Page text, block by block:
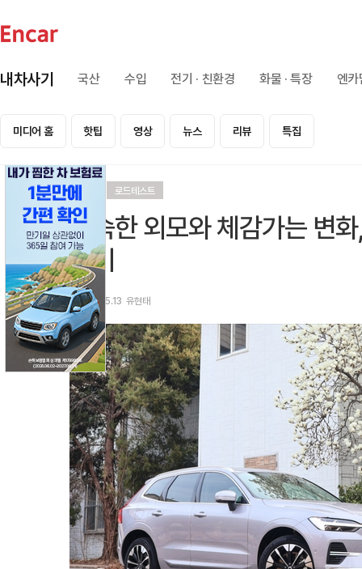
내차사기 국산 수입 전기 · 친환경 화물 · 특장 엔
미디어 홈 핫팁 영상 뉴스 리뷰 특집
로드테스트
익숙한 외모와 체감가는 변
승기
2026.05.13 유현태